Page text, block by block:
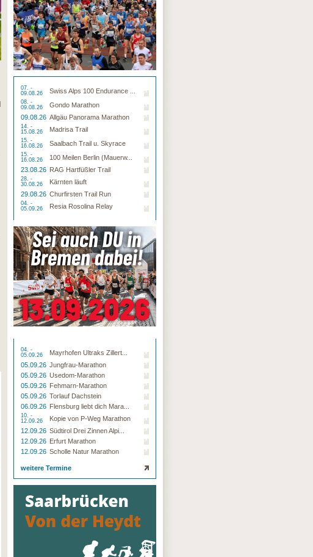
07. -
09.08.26
Swiss Alps 100 Endurance ...
08. -
09.08.26
Gondo Marathon
09.08.26 Allgäu Panorama Marathon
14. -
15.08.26
Madrisa Trail
15. -
16.08.26
Saalbach Trail u. Skyrace
15. -
16.08.26
100 Meilen Berlin (Mauerw...
23.08.26 RAG Hartfüßler Trail
28. -
30.08.26
Kärnten läuft
29.08.26 Churfirsten Trail Run
04. -
05.09.26
Resia Rosolina Relay
04. -
05.09.26
Mayrhofen Ultraks Zillert...
05.09.26 Jungfrau-Marathon
05.09.26 Usedom-Marathon
05.09.26 Fehmarn-Marathon
05.09.26 Torlauf Dachstein
06.09.26 Flensburg liebt dich Mara...
10. -
12.09.26
Kopie von P-Weg Marathon
12.09.26 Südtirol Drei Zinnen Alpi...
12.09.26 Erfurt Marathon
12.09.26 Scholle Natur Marathon
weitere Termine